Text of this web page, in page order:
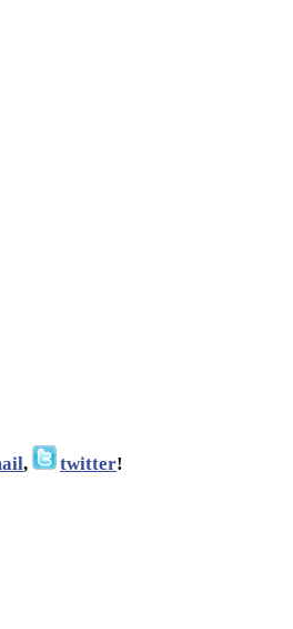
, twitter!